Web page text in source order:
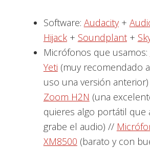
Software: Audacity+
Hijack+ Soundplant+
Micrófonos que usamos:
Yeti (muy recomendado
uso una versión
Zoom H2N (una
quieres algo portátil que
grabe el audio) //
XM8500 (barato y con